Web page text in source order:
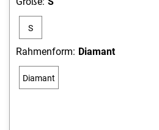
matt /
summit
blue
S
Rahmenform: Diamant
Diamant